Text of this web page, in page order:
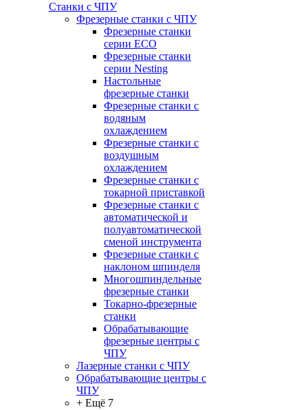
Станки с ЧПУ
Фрезерные станки с ЧПУ
Фрезерные станки
серии ECO
Фрезерные станки
серии Nesting
Настольные
фрезерные станки
Фрезерные станки с
водяным
охлаждением
Фрезерные станки с
воздушным
охлаждением
Фрезерные станки с
токарной приставкой
Фрезерные станки с
автоматической и
полуавтоматической
сменой инструмента
Фрезерные станки с
наклоном шпинделя
Многошпиндельные
фрезерные станки
Токарно-фрезерные
станки
Обрабатывающие
фрезерные центры с
ЧПУ
Лазерные станки с ЧПУ
Обрабатывающие центры с
ЧПУ
+ Ещё 7